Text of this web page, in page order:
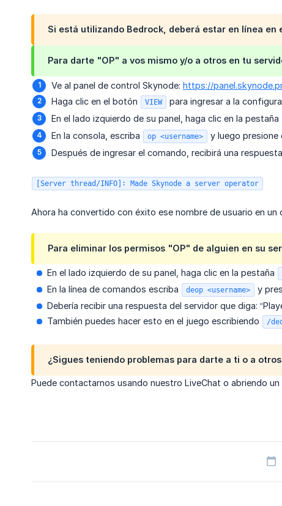
Si está utilizando Bedrock, deberá estar en línea en
Para darte "OP" a vos mismo y/o a otros en tu
Ve al panel de control Skynode: https://
Haga clic en el botón
VIEW
para ingresar a la
En el lado izquierdo de su panel, haga clic en la pestaña
En la consola, escriba
op <username>
y luego presione
Después de ingresar el comando, recibirá una
[Server thread/INFO]: Made Skynode a server operator
Ahora ha convertido con éxito ese nombre de usuario en un
Para eliminar los permisos "OP" de alguien en su
En el lado izquierdo de su panel, haga clic en la pestaña
En la línea de comandos escriba
deop <username>
y
Debería recibir una respuesta del servidor que diga:
También puedes hacer esto en el juego escribiendo
/
¿Sigues teniendo problemas para darte a ti o a
Puede contactarnos usando nuestro LiveChat o abriendo